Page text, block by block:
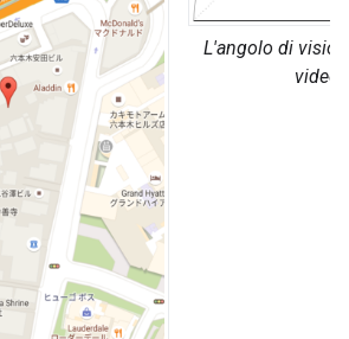
L'angolo di